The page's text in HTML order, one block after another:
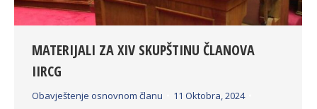
MATERIJALI ZA XIV SKUPŠTINU ČLANOVA
IIRCG
Obavještenje osnovnom članu 11 Oktobra, 2024